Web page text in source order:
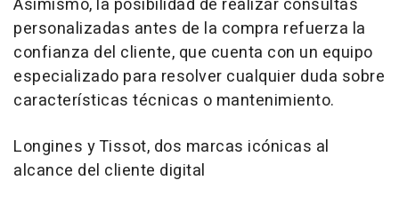
Asimismo, la posibilidad de realizar consultas
personalizadas antes de la compra refuerza la
confianza del cliente, que cuenta con un equipo
especializado para resolver cualquier duda sobre
características técnicas o mantenimiento.
Longines y Tissot, dos marcas icónicas al
alcance del cliente digital